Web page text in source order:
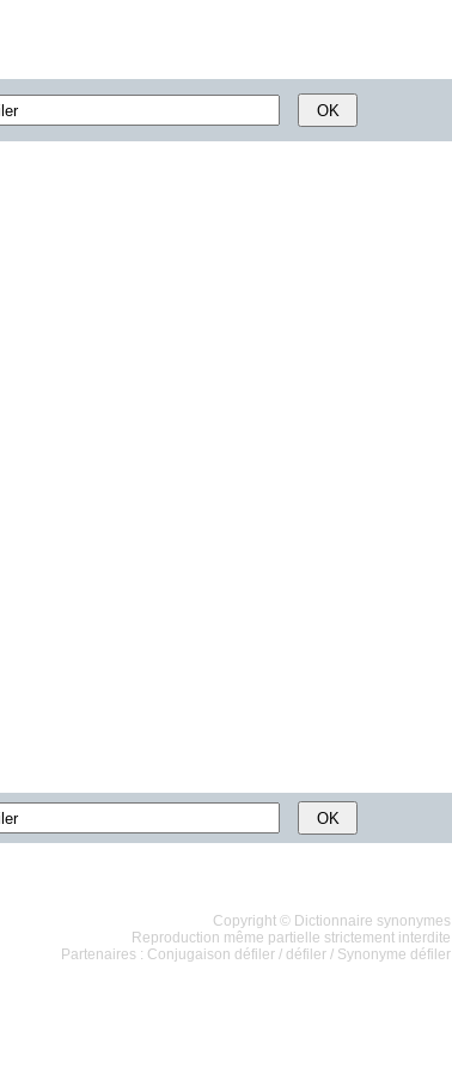
Copyright © Dictionnaire synonymes
Reproduction même partielle strictement interdite
Partenaires : Conjugaison défiler / défiler / Synonyme défiler